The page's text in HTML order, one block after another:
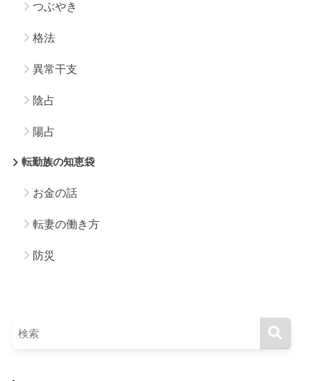
つぶやき
格法
異常干支
陰占
陽占
転勤族の知恵袋
お金の話
転妻の働き方
防災